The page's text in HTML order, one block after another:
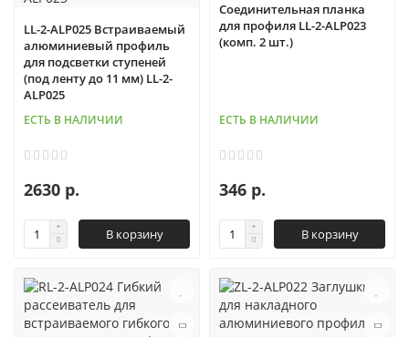
LL-2-ALP025 Встраиваемый
алюминиевый профиль
для подсветки ступеней
(под ленту до 11 мм) LL-2-
ALP025
ЕСТЬ В НАЛИЧИИ
2630 р.
В корзину
Соединительная планка
для профиля LL-2-ALP023
(комп. 2 шт.)
ЕСТЬ В НАЛИЧИИ
346 р.
В корзину